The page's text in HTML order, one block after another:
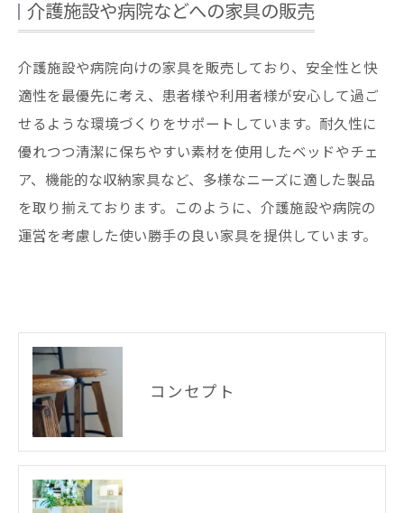
介護施設や病院などへの家具の販売
介護施設や病院向けの家具を販売しており、安全性と快
適性を最優先に考え、患者様や利用者様が安心して過ご
せるような環境づくりをサポートしています。耐久性に
優れつつ清潔に保ちやすい素材を使用したベッドやチェ
ア、機能的な収納家具など、多様なニーズに適した製品
を取り揃えております。このように、介護施設や病院の
運営を考慮した使い勝手の良い家具を提供しています。
コンセプト